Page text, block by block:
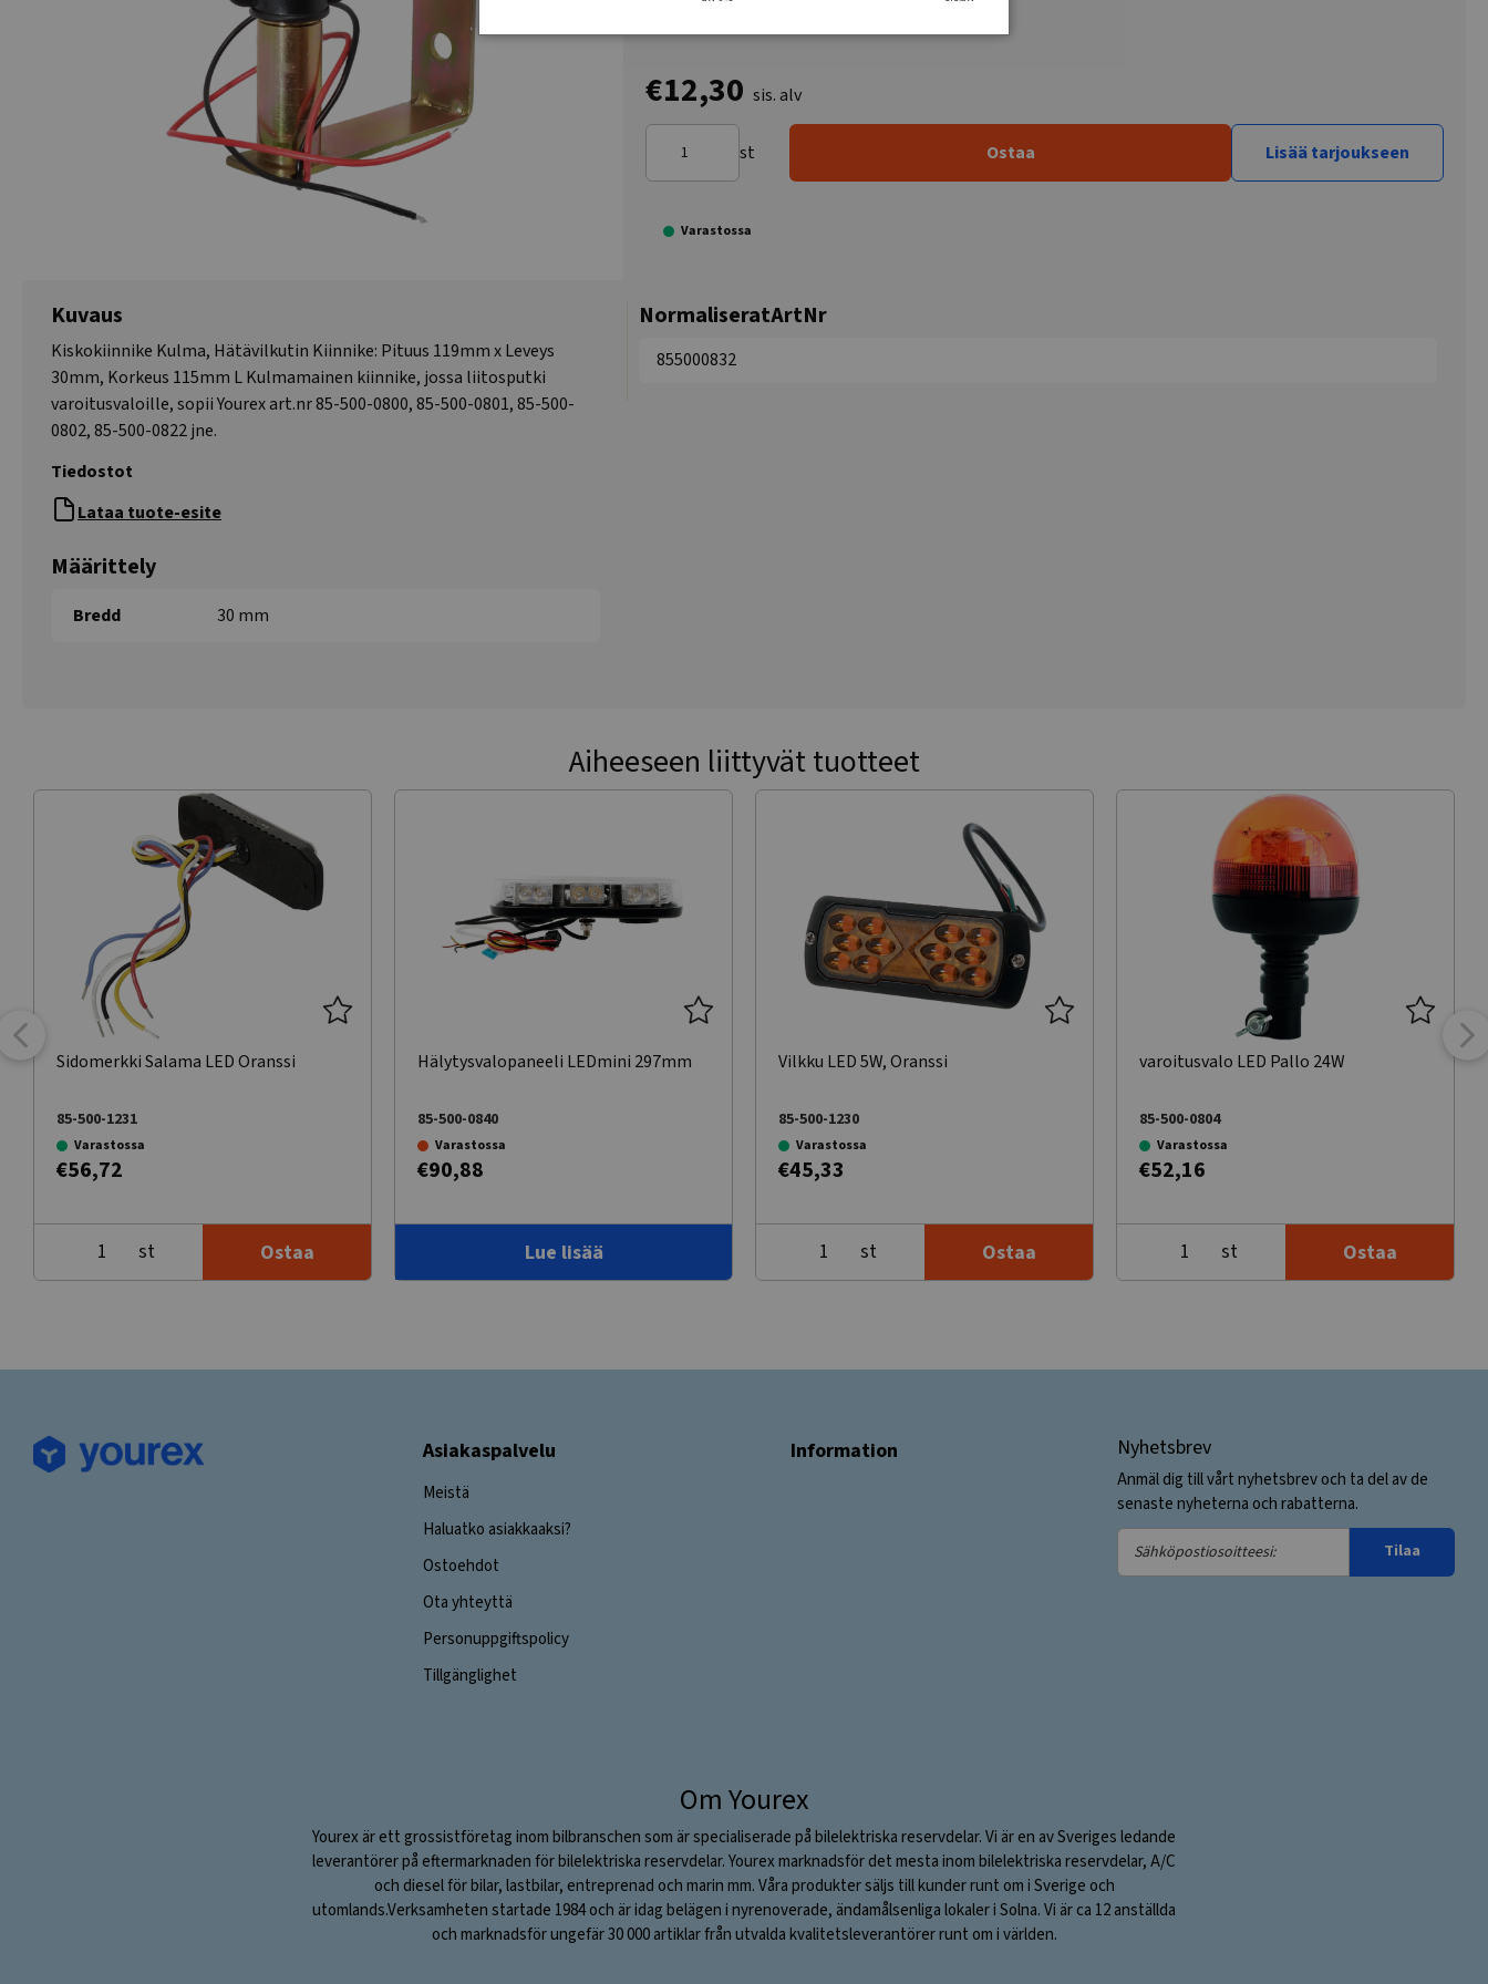
€12,30 sis. alv
st Ostaa Lisää tarjoukseen
Varastossa
Kuvaus
Kiskokiinnike Kulma, Hätävilkutin Kiinnike: Pituus 119mm x Leveys
30mm, Korkeus 115mm L Kulmamainen kiinnike, jossa liitosputki
varoitusvaloille, sopii Yourex art.nr 85-500-0800, 85-500-0801, 85-500-
0802, 85-500-0822 jne.
Tiedostot
Lataa tuote-esite
Määrittely
Bredd 30 mm
NormaliseratArtNr
855000832
Aiheeseen liittyvät tuotteet
Sidomerkki Salama LED Oranssi
85-500-1231
Varastossa
€56,72
st Ostaa
Hälytysvalopaneeli LEDmini 297mm
85-500-0840
Varastossa
€90,88
Lue lisää
Vilkku LED 5W, Oranssi
85-500-1230
Varastossa
€45,33
st Ostaa
varoitusvalo LED Pallo 24W
85-500-0804
Varastossa
€52,16
st Ostaa
Asiakaspalvelu
Meistä
Haluatko asiakkaaksi?
Ostoehdot
Ota yhteyttä
Personuppgiftspolicy
Tillgänglighet
Information Nyhetsbrev
Anmäl dig till vårt nyhetsbrev och ta del av de
senaste nyheterna och rabatterna.
Sähköpostiosoitteesi:
Tilaa
Om Yourex
Yourex är ett grossistföretag inom bilbranschen som är specialiserade på bilelektriska reservdelar. Vi är en av Sveriges ledande
leverantörer på eftermarknaden för bilelektriska reservdelar. Yourex marknadsför det mesta inom bilelektriska reservdelar, A/C
och diesel för bilar, lastbilar, entreprenad och marin mm. Våra produkter säljs till kunder runt om i Sverige och
utomlands.Verksamheten startade 1984 och är idag belägen i nyrenoverade, ändamålsenliga lokaler i Solna. Vi är ca 12 anställda
och marknadsför ungefär 30 000 artiklar från utvalda kvalitetsleverantörer runt om i världen.